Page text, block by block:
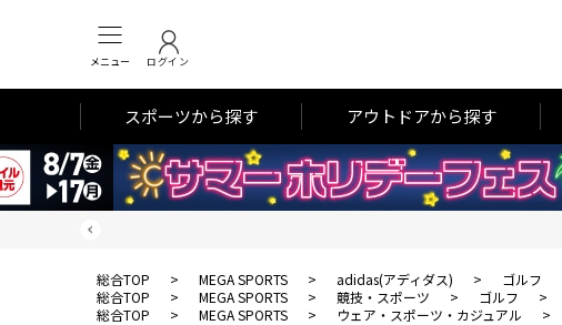
メニュー ログイン
スポーツから探す アウトドアから探す
総合TOP > MEGA SPORTS > adidas(アディダス) > ゴルフ
総合TOP
> MEGA SPORTS > 競技・スポーツ > ゴルフ >
総合TOP
> MEGA SPORTS > ウェア・スポーツ・カジュアル >